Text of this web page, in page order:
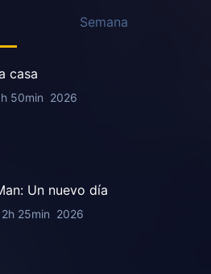
Semana
casa
50min 2026
Un nuevo día
2h 25min 2026